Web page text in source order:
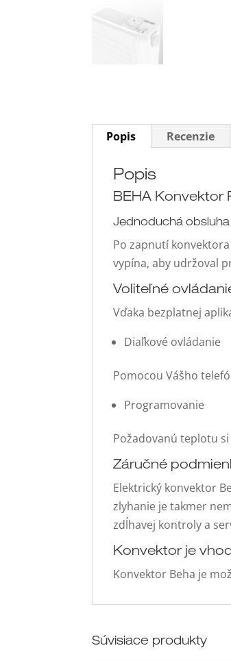
Popis Recenzie
Popis
BEHA Konvektor
Jednoduchá
Po zapnutí
vypína, aby udržoval
Voliteľné
Vďaka bezplatnej
Diaľkové ovládanie
Pomocou Vášho
Programovanie
Požadovanú teplotu
Záručné
Elektrický konvektor
zlyhanie je takmer
zdĺhavej kontroly a
Konvektor je
Konvektor Beha je
Súvisiace produkty